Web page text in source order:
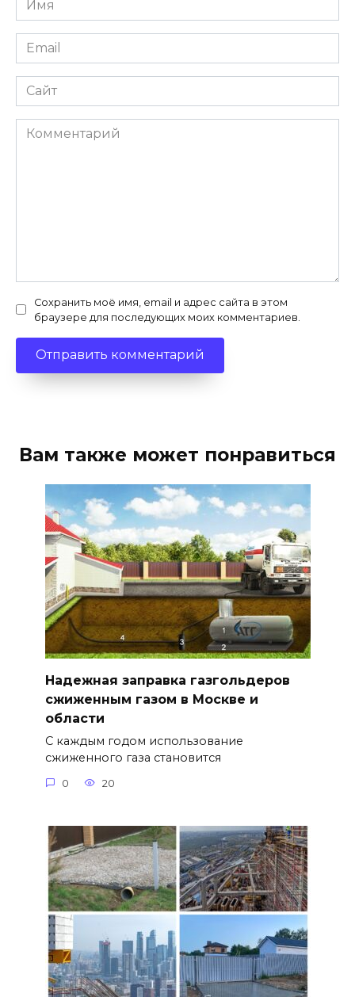
*
Email
*
Сайт
Комментарий
Сохранить моё имя, email и адрес сайта в этом
браузере для последующих моих комментариев.
Вам также может понравиться
Надежная заправка газгольдеров
сжиженным газом в Москве и
области
С каждым годом использование
сжиженного газа становится
0 20